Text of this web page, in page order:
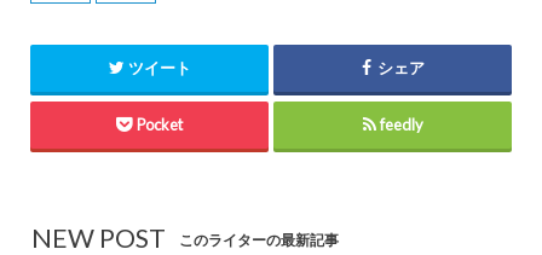
ツイート シェア
Pocket feedly
NEW POST このライターの最新記事